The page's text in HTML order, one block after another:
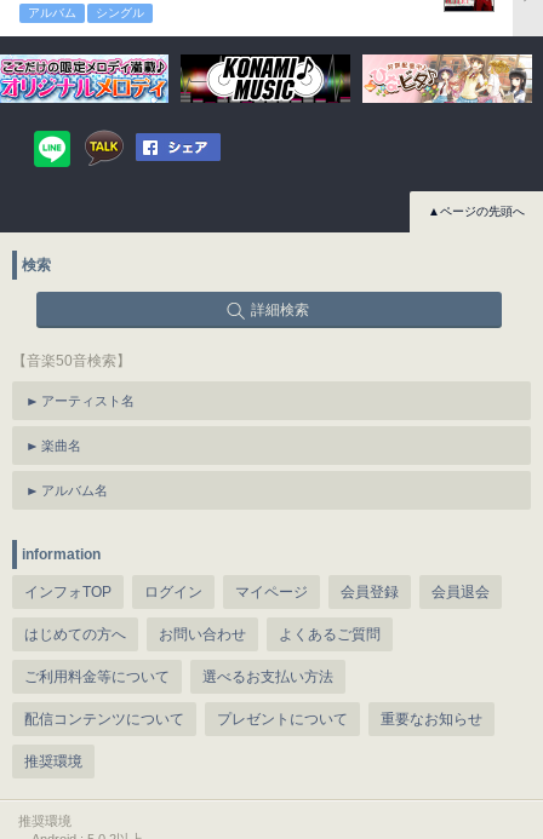
アルバム シングル
▲ページの先頭へ
検索
詳細検索
【音楽50音検索】
アーティスト名
楽曲名
アルバム名
information
インフォTOP ログイン マイページ 会員登録 会員退会
はじめての方へ お問い合わせ よくあるご質問
ご利用料金等について 選べるお支払い方法
配信コンテンツについて プレゼントについて 重要なお知らせ
推奨環境
推奨環境